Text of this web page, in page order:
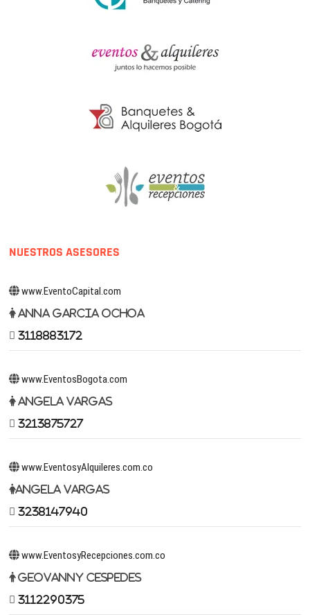
NUESTROS ASESORES
www.EventoCapital.com
Anna Garcia Ochoa
3118883172
www.EventosBogota.com
Angela Vargas
3213875727
www.EventosyAlquileres.com.co
Angela Vargas
3238147940
www.EventosyRecepciones.com.co
Geovanny Cespedes
3112290375